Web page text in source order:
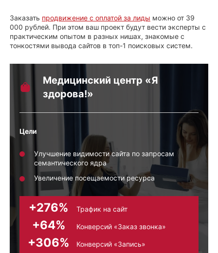
Заказать продвижение с оплатой за лиды можно от 39
000 рублей. При этом ваш проект будут вести эксперты с
практическим опытом в разных нишах, знакомые с
тонкостями вывода сайтов в топ-1 поисковых систем.
Медицинский центр «Я
здорова!»
Цели
Улучшение видимости сайта по запросам
семантического ядра
Увеличение посещаемости ресурса
+276% Трафик на сайт
+64% Конверсий «Заказ звонка»
+306% Конверсий «Запись»